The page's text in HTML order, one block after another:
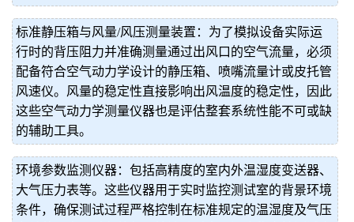
标准静压箱与风量/风压测量装置：为了模拟设备实际运
行时的背压阻力并准确测量通过出风口的空气流量，必须
配备符合空气动力学设计的静压箱、喷嘴流量计或皮托管
风速仪。风量的稳定性直接影响出风温度的稳定性，因此
这些空气动力学测量仪器也是评估整套系统性能不可或缺
的辅助工具。
环境参数监测仪器：包括高精度的室内外温湿度变送器、
大气压力表等。这些仪器用于实时监控测试室的背景环境
条件，确保测试过程严格控制在标准规定的温湿度及气压